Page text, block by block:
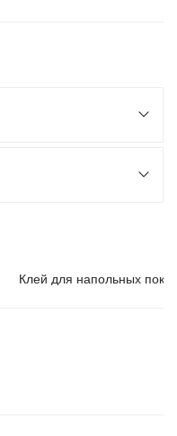
Клей для напольных